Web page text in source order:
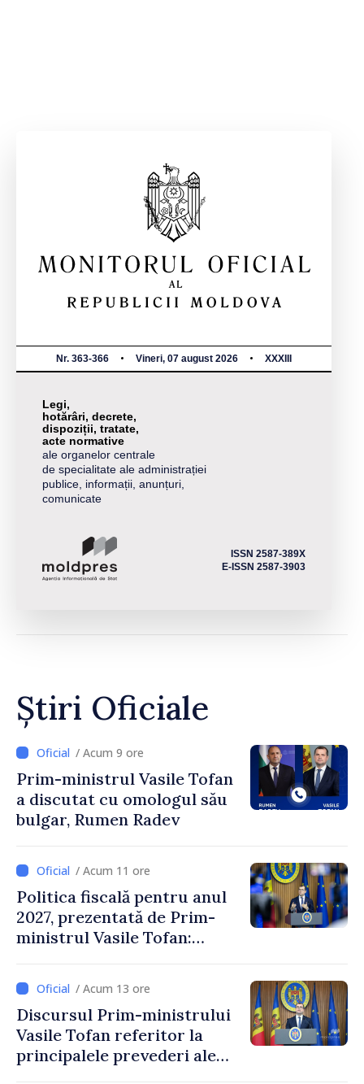
Nr. 363-366 Vineri, 07 august 2026 XXXIII
Legi,
hotărâri, decrete,
dispoziții, tratate,
acte normative
ale organelor centrale
de specialitate ale administrației
publice, informații, anunțuri,
comunicate
ISSN 2587-389X
E-ISSN 2587-3903
Știri Oficiale
/ Acum 9 ore
Prim-ministrul Vasile Tofan
a discutat cu omologul său
bulgar, Rumen Radev
/ Acum 11 ore
Politica fiscală pentru anul
2027, prezentată de Prim-
ministrul Vasile Tofan:
stimularea investițiilor și o
taxare mai echitabilă
/ Acum 13 ore
Discursul Prim-ministrului
Vasile Tofan referitor la
principalele prevederi ale